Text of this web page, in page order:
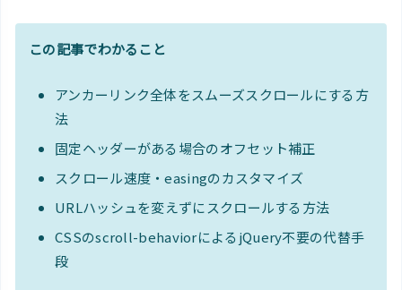
この記事でわかること
アンカーリンク全体をスムーズスクロールにする方
法
固定ヘッダーがある場合のオフセット補正
スクロール速度・easingのカスタマイズ
URLハッシュを変えずにスクロールする方法
CSSのscroll-behaviorによるjQuery不要の代替手
段